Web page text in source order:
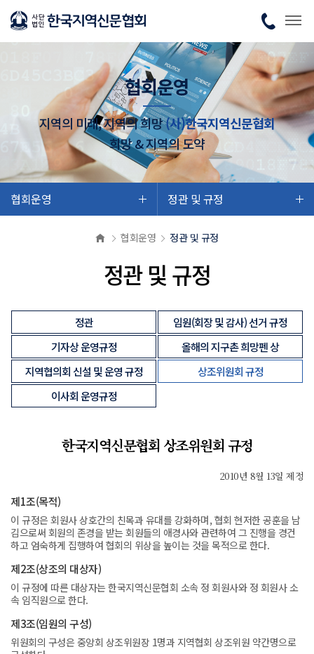
협회운영
지역의 미래, 지역의 희망(사)한국지역신문협회
희망 & 지역의 도약
협회운영 정관 및 규정
협회운영 정관 및 규정
정관 및 규정
정관
임원(회장 및 감사) 선거 규정
기자상 운영규정
올해의 지구촌 희망펜 상
지역협의회 신설 및 운영 규정
상조위원회 규정
이사회 운영규정
한국지역신문협회 상조위원회 규정
2010년 8월 13일 제정
제1조(목적)
이 규정은 회원사 상호간의 친목과 유대를 강화하며, 협회 현저한 공훈을 남
김으로써 회원의 존경을 받는 회원들의 애경사와 관련하여 그 진행을 경건
하고 엄숙하게 집행하여 협회의 위상을 높이는 것을 목적으로 한다.
제2조(상조의 대상자)
이 규정에 따른 대상자는 한국지역신문협회 소속 정 회원사와 정 회원사 소
속 임직원으로 한다.
제3조(임원의 구성)
위원회의 구성은 중앙회 상조위원장 1명과 지역협회 상조위원 약간명으로